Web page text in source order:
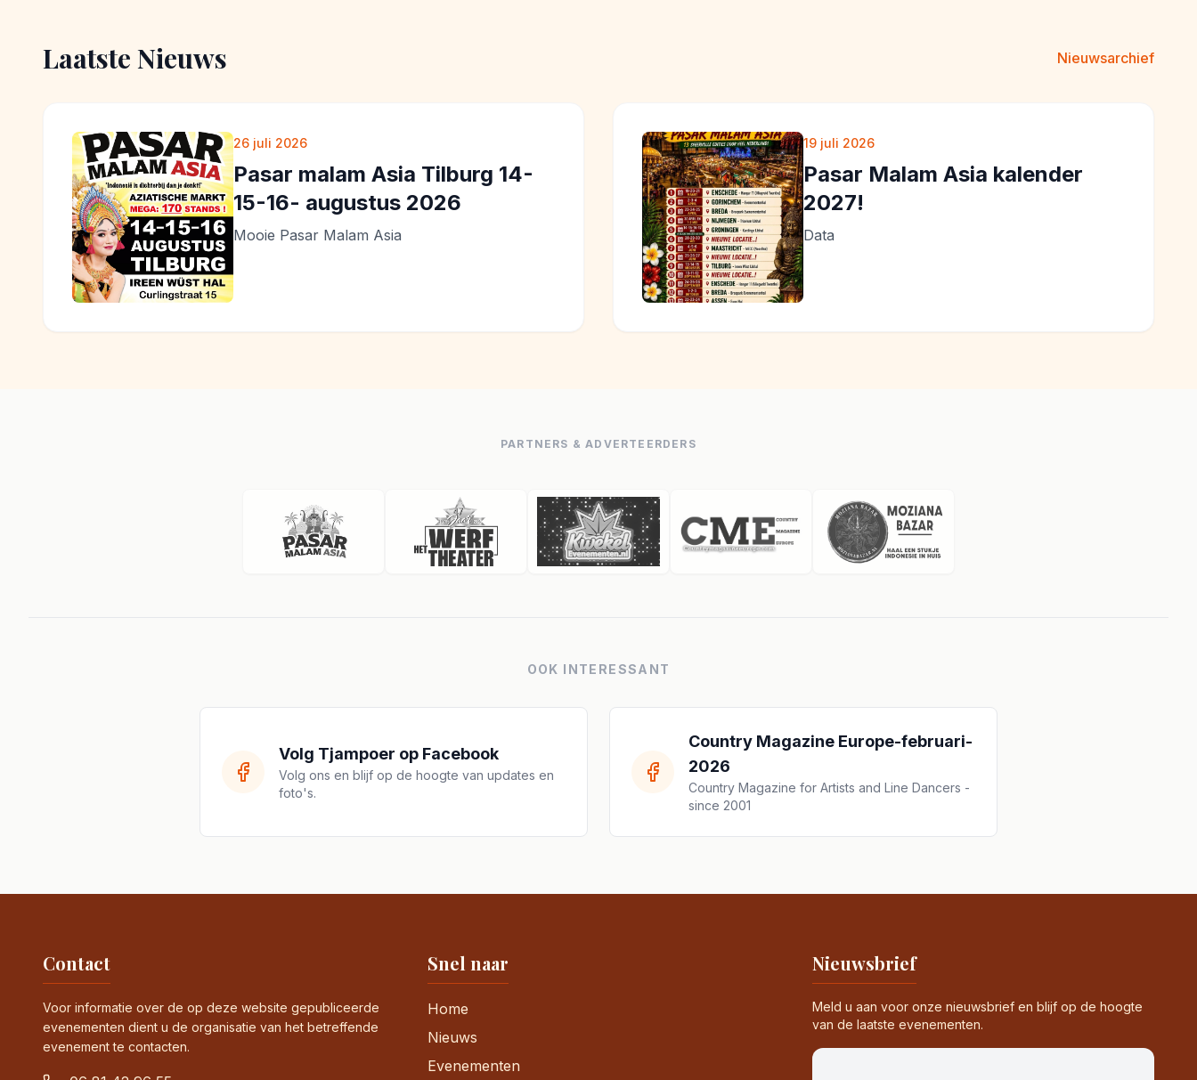
Laatste Nieuws Nieuwsarchief
26 juli 2026
Pasar malam Asia Tilburg 14-
15-16- augustus 2026
Mooie Pasar Malam Asia
19 juli 2026
Pasar Malam Asia kalender
2027!
Data
PARTNERS & ADVERTEERDERS
OOK INTERESSANT
Volg Tjampoer op Facebook
Volg ons en blijf op de hoogte van updates en
foto's.
Country Magazine Europe-februari-
2026
Country Magazine for Artists and Line Dancers -
since 2001
Contact
Voor informatie over de op deze website gepubliceerde
evenementen dient u de organisatie van het betreffende
evenement te contacten.
Snel naar
Home
Nieuws
Evenementen
Nieuwsbrief
Meld u aan voor onze nieuwsbrief en blijf op de hoogte
van de laatste evenementen.